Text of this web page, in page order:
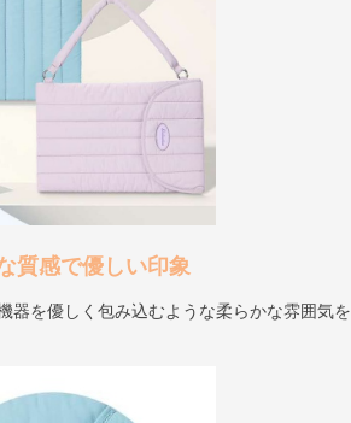
質感で優しい印象
器を優しく包み込むような柔らかな雰囲気を